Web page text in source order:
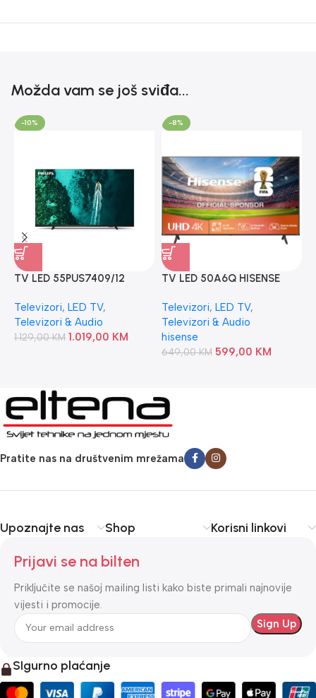
Možda vam se još sviđa...
-10%
TV LED 55PUS7409/12
Televizori, LED TV,
Televizori & Audio
1.129,00KM 1.019,00 KM
-8%
TV LED 50A6Q HISENSE
Televizori, LED TV,
Televizori & Audio
hisense
649,00KM 599,00 KM
Pratite nas na društvenim mrežama
Upoznajte nas Shop Korisni linkovi
Prijavi se na bilten
Priključite se našoj mailing listi kako biste primali najnovije
vijesti i promocije.
SIgurno plaćanje